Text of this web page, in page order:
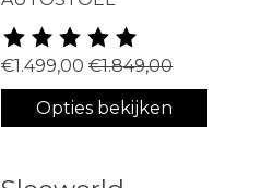
De beoordeling van dit
€1.499,00 €1.849,00
Opties bekijken